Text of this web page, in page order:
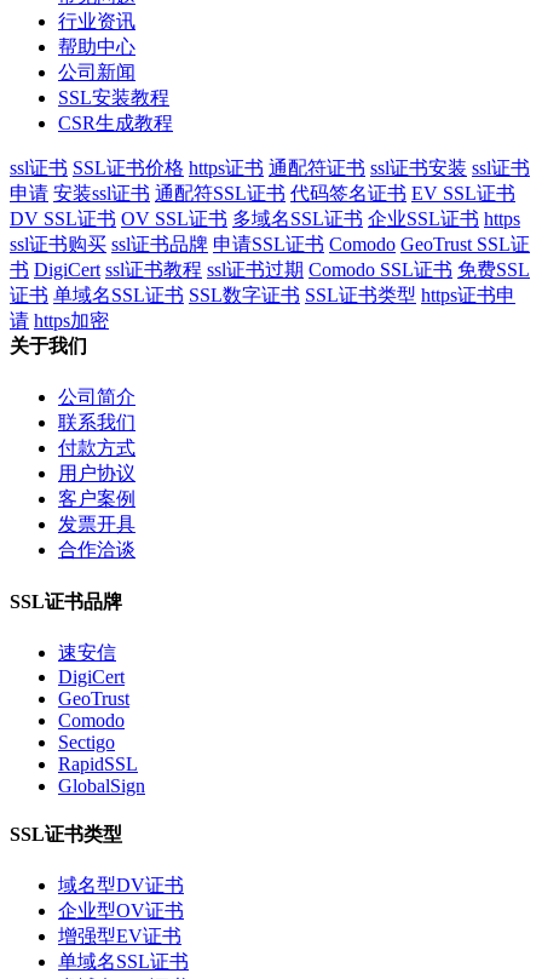
行业资讯
帮助中心
公司新闻
SSL安装教程
CSR生成教程
ssl证书 SSL证书价格 https证书 通配符证书 ssl证书安装 ssl证书
申请 安装ssl证书 通配符SSL证书 代码签名证书 EV SSL证书
DV SSL证书 OV SSL证书 多域名SSL证书 企业SSL证书 https
ssl证书购买 ssl证书品牌 申请SSL证书 Comodo GeoTrust SSL证
书 DigiCert ssl证书教程 ssl证书过期 Comodo SSL证书 免费SSL
证书 单域名SSL证书 SSL数字证书 SSL证书类型 https证书申
请 https加密
关于我们
公司简介
联系我们
付款方式
用户协议
客户案例
发票开具
合作洽谈
SSL证书品牌
速安信
DigiCert
GeoTrust
Comodo
Sectigo
RapidSSL
GlobalSign
SSL证书类型
域名型DV证书
企业型OV证书
增强型EV证书
单域名SSL证书